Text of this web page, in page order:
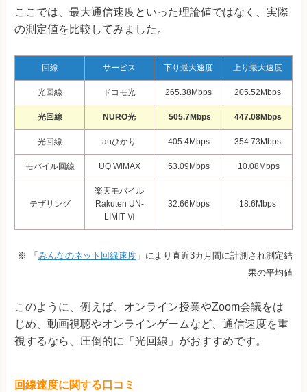
ここでは、最大通信速度といった理論値ではなく、実際
の測定値を比較してみました。
回線 サービス 下り最大速度 上り最大速度
光回線 ドコモ光 265.38Mbps 205.52Mbps
光回線 NURO光 505.7Mbps 447.08Mbps
光回線 auひかり 405.4Mbps 354.73Mbps
モバイル回線 UQ WiMAX 53.09Mbps 10.08Mbps
テザリング
楽天モバイル
Rakuten UN-
LIMIT Ⅵ
32.66Mbps 18.6Mbps
※ 「 みんなのネット回線速度 」により直近3カ月間に計測され測定結
果の平均値
このように、例えば、オンライン授業やZoom会議をは
じめ、動画視聴やオンラインゲームなど、通信速度を重
視するなら、圧倒的に「光回線」がおすすめです。
回線速度に関する口コミ